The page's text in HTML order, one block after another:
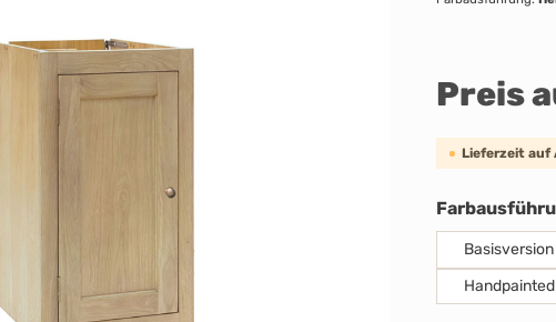
Preis
Lieferzeit auf
Basisversion